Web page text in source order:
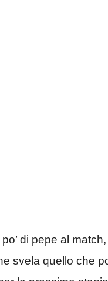
di pepe al
svela quello che